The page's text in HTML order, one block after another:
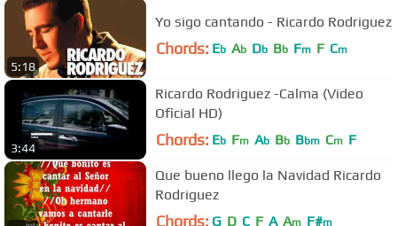
5:18
Yo sigo cantando - Ricardo Rodriguez
Chords: Eb Ab Db Bb Fm F Cm
3:44
Ricardo Rodriguez -Calma (Video
Oficial HD)
Chords: Eb Fm Ab Bb Bbm Cm F
Que bueno llego la Navidad Ricardo
Rodriguez
Chords: G D C F A Am F#m